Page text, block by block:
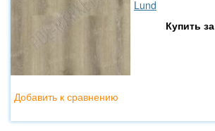
Lund
Купить за
Добавить к сравнению